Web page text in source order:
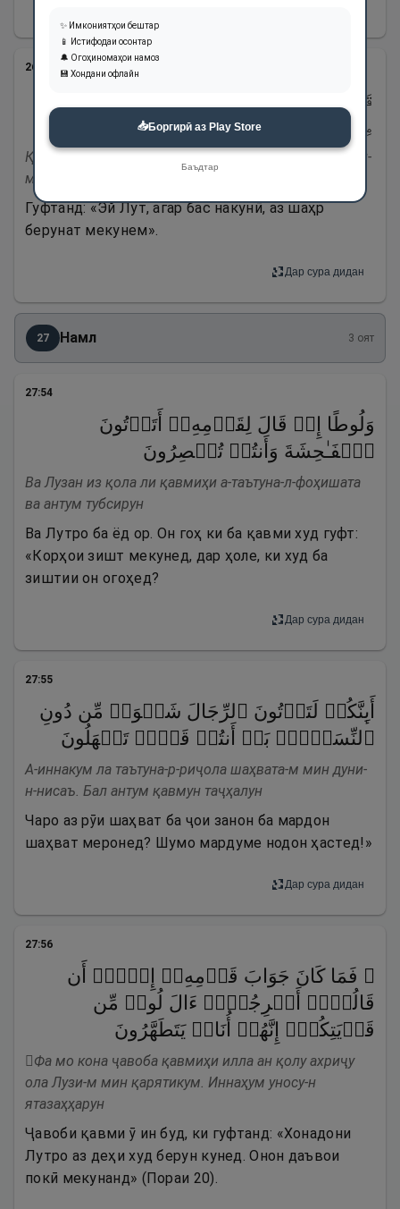
26
قَالُوا۟ لَىِٕن لَّمۡ تَنتَهِ یَـٰلُوطُ لَتَكُونَنَّ
مِنَ ٱلۡمُخۡرَجِینَ
Қолу лаи-л лам тантаҳи йо Лузу ла такунанна мина-л-
мухраҷӣн
Гуфтанд: «Эй Лут, агар бас накунӣ, аз шаҳр
берунат мекунем».
Дар сура дидан
27 Намл 3 оят
27:54
وَلُوطًا إِذۡ قَالَ لِقَوۡمِهِۦۤ أَتَأۡتُونَ
ٱلۡفَـٰحِشَةَ وَأَنتُمۡ تُبۡصِرُونَ
Ва Лузан из қола ли қавмиҳи а-таътуна-л-фоҳишата
ва антум тубсирун
Ва Лутро ба ёд ор. Он гоҳ ки ба қавми худ гуфт:
«Корҳои зишт мекунед, дар ҳоле, ки худ ба
зиштии он огоҳед?
Дар сура дидан
27:55
أَىِٕنَّكُمۡ لَتَأۡتُونَ ٱلرِّجَالَ شَهۡوَةࣰ مِّن دُونِ
ٱلنِّسَاۤءِۚ بَلۡ أَنتُمۡ قَوۡمࣱ تَجۡهَلُونَ
А-иннакум ла таътуна-р-риҷола шаҳвата-м мин дуни-
н-нисаъ. Бал антум қавмун таҷҳалун
Чаро аз рӯи шаҳват ба ҷои занон ба мардон
шаҳват меронед? Шумо мардуме нодон ҳастед!»
Дар сура дидан
27:56
۞ فَمَا كَانَ جَوَابَ قَوۡمِهِۦۤ إِلَّاۤ أَن
قَالُوۤا۟ أَخۡرِجُوۤا۟ ءَالَ لُوطࣲ مِّن
قَرۡیَتِكُمۡۖ إِنَّهُمۡ أُنَاسࣱ یَتَطَهَّرُونَ
Фа мо кона ҷавоба қавмиҳи илла ан қолу ахриҷу
ола Лузи-м мин қарятикум. Иннаҳум уносу-н
ятазаҳҳарун
Ҷавоби қавми ӯ ин буд, ки гуфтанд: «Хонадони
Лутро аз деҳи худ берун кунед. Онон даъвои
покӣ мекунанд» (Пораи 20).
✨ Имкониятҳои бештар
📱 Истифодаи осонтар
🔔 Огоҳиномаҳои намоз
💾 Хондани офлайн
📥Боргирӣ аз Play Store
Баъдтар